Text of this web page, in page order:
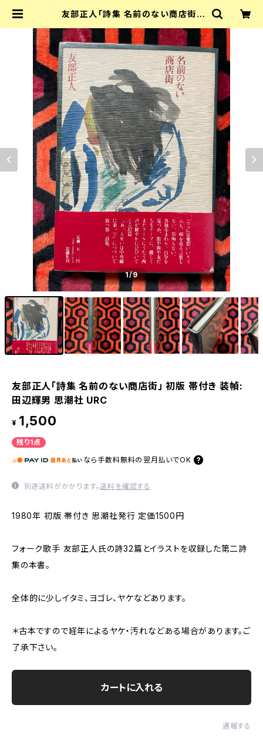
友部正人「詩集 名前のない商店街」
RC | 古書 まずる
1/9
友部正人「詩集 名前のない商店街」 初版 帯付き 装幀:
田辺輝男 思潮社 URC
¥ 1,500
残り1点
なら 手数料無料の 翌月払いでOK
別途送料がかかります。送料を確認する
1980年 初版 帯付き 思潮社発行 定価1500円
フォーク歌手 友部正人氏の詩32篇とイラストを収録した第二詩
集の本書。
全体的に少しイタミ、ヨゴレ、ヤケなどあります。
＊古本ですので経年によるヤケ・汚れなどある場合があります。ご
了承下さい。
カートに入れる
通報する